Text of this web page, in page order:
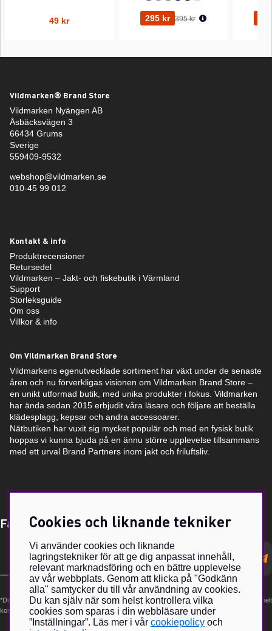
49 kr 295 kr Ordinarie pris:
395 kr
Vildmarken® Brand Store
Vildmarken Nyängen AB
Åsbäcksvägen 3
66434 Grums
Sverige
559409-9532
webshop@vildmarken.se
010-45 99 012
Kontakt & info
Produktrecensioner
Retursedel
Vildmarken – Jakt- och fiskebutik i Värmland
Support
Storleksguide
Om oss
Villkor & info
Om Vildmarken Brand Store
Vildmarkens egenutvecklade sortiment har växt under de senaste
åren och nu förverkligas visionen om Vildmarken Brand Store –
en unikt utformad butik, med unika produkter i fokus. Vildmarken
har ända sedan 2015 erbjudit våra läsare och följare att beställa
klädesplagg, kepsar och andra accessoarer.
Nätbutiken har vuxit sig mycket populär och med en fysisk butik
hoppas vi kunna bjuda på en ännu större upplevelse tillsammans
med ett urval Brand Partners inom jakt och friluftsliv.
Få Magasin Vildmarken direkt till din e-post!*
postadress
*Du kan även få erbjudanden och nyheter från samarbetspartners. Din prenumeration är helt
kostnadsfri och kan avslutas när som helst.
Cookies och liknande tekniker
Vi använder cookies och liknande
lagringstekniker för att ge dig anpassat innehåll,
relevant marknadsföring och en bättre upplevelse
av vår webbplats. Genom att klicka på "Godkänn
alla" samtycker du till vår användning av cookies.
Du kan själv när som helst kontrollera vilka
cookies som sparas i din webbläsare under
”Inställningar”. Läs mer i vår cookiepolicy och